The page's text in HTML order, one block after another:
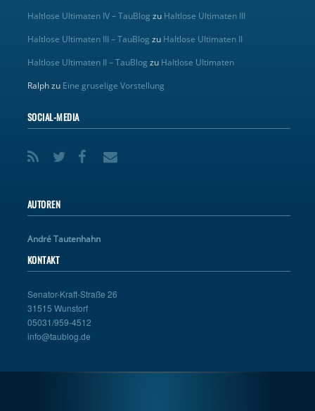
Haltlose Ultimaten IV – TauBlog zu Haltlose Ultimaten III
Haltlose Ultimaten III – TauBlog zu Haltlose Ultimaten II
Haltlose Ultimaten II – TauBlog zu Haltlose Ultimaten
Ralphzu Eine gruselige Vorstellung
SOCIAL-MEDIA
AUTOREN
André Tautenhahn
KONTAKT
Senator-Kraft-Straße 26
31515 Wunstorf
05031/959-4512
info@taublog.de